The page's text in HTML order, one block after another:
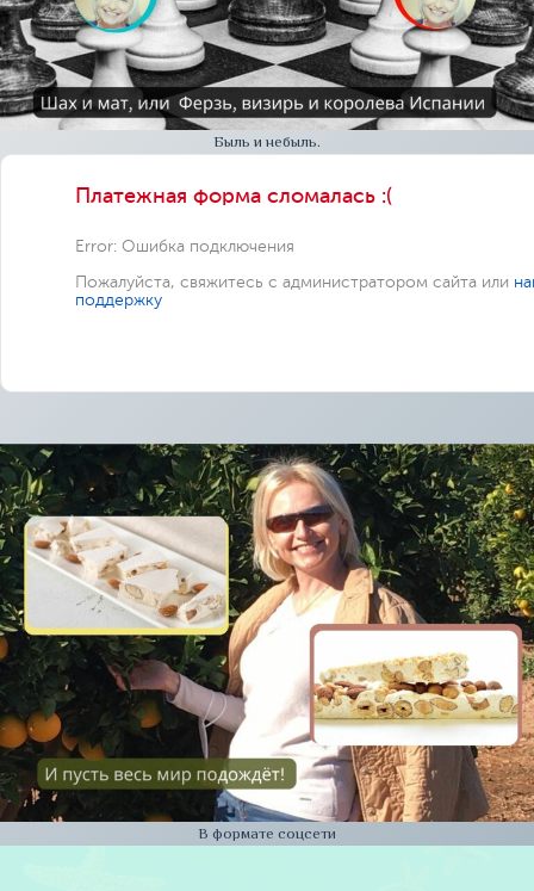
Быль и небыль.
В формате соцсети